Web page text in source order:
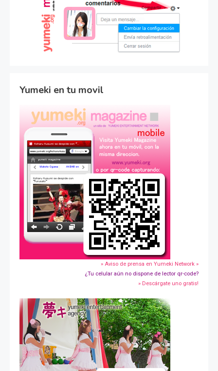
Yumeki en tu movil
» Aviso de prensa en Yumeki Network »
¿Tu celular aún no dispone de lector qr-code?
» Descárgate uno gratis!